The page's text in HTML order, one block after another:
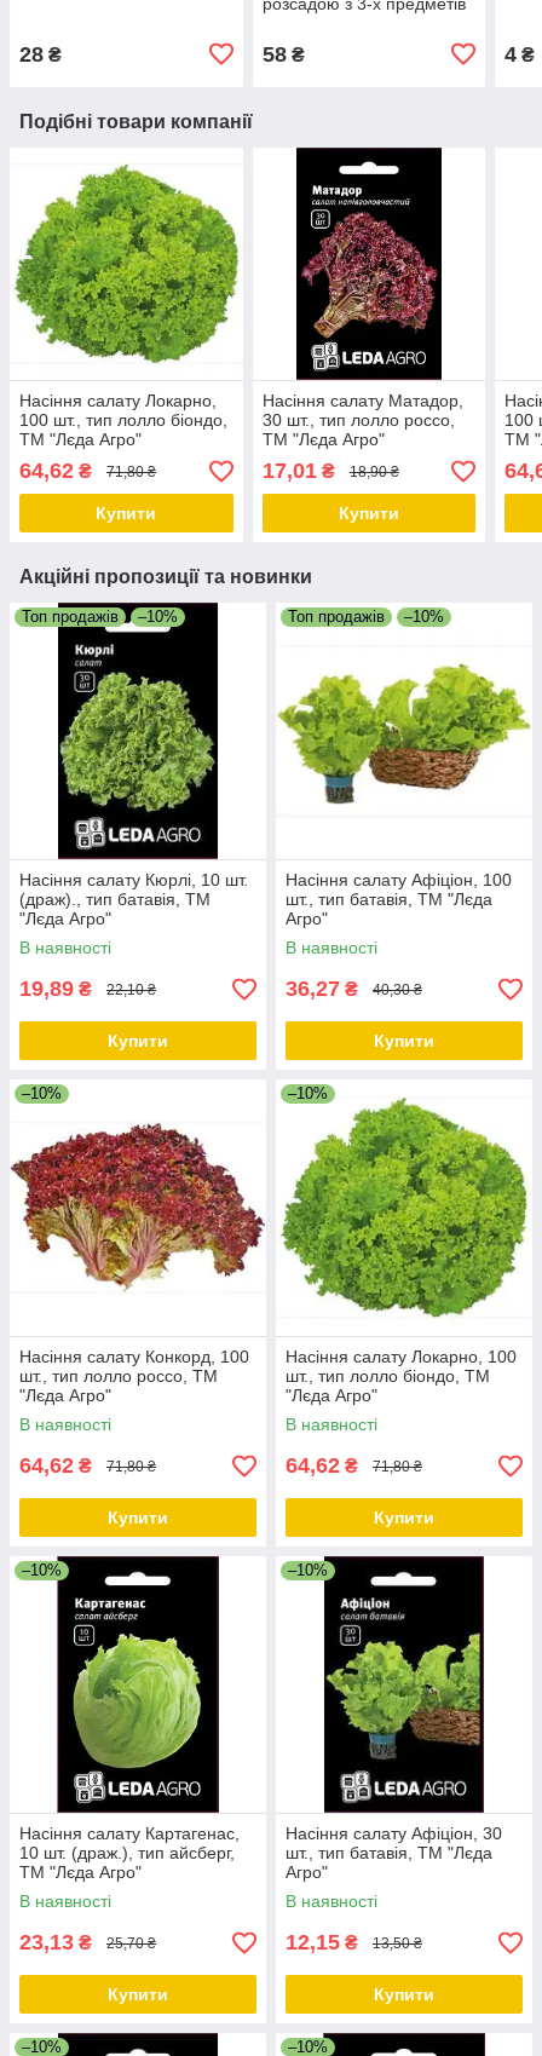
28 ₴ 58₴ 4 ₴
Подібні товари компанії
Насіння салату Локарно,
100 шт., тип лолло біондо,
ТМ "Лєда Агро"
64,62 ₴ 71,80 ₴
Купити
Насіння салату Матадор,
30 шт., тип лолло россо,
ТМ "Лєда Агро"
17,01₴ 18,90 ₴
Купити
100
ТМ
Акційні пропозиції та новинки
Топ продажів –10%
Насіння салату Кюрлі, 10 шт.
(драж)., тип батавія, ТМ
"Лєда Агро"
В наявності
19,89 ₴ 22,10 ₴
Купити
Топ продажів –10%
Насіння салату Афіціон, 100
шт., тип батавія, ТМ "Лєда
Агро"
В наявності
36,27 ₴ 40,30 ₴
Купити
–10%
Насіння салату Конкорд, 100
шт., тип лолло россо, ТМ
"Лєда Агро"
В наявності
64,62 ₴ 71,80 ₴
Купити
–10%
Насіння салату Локарно, 100
шт., тип лолло біондо, ТМ
"Лєда Агро"
В наявності
64,62 ₴ 71,80 ₴
Купити
–10%
Насіння салату Картагенас,
10 шт. (драж.), тип айсберг,
ТМ "Лєда Агро"
В наявності
23,13 ₴ 25,70 ₴
Купити
–10%
Насіння салату Афіціон, 30
шт., тип батавія, ТМ "Лєда
Агро"
В наявності
12,15 ₴ 13,50 ₴
Купити
–10% –10%